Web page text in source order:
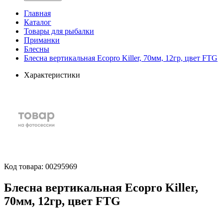
Главная
Каталог
Товары для рыбалки
Приманки
Блесны
Блесна вертикальная Ecopro Killer, 70мм, 12гр, цвет FTG
Характеристики
Код товара: 00295969
Блесна вертикальная Ecopro Killer,
70мм, 12гр, цвет FTG